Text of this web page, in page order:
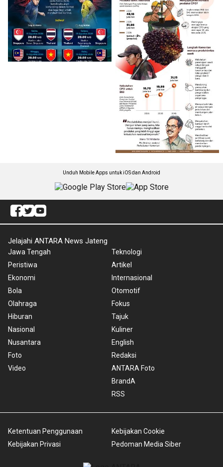
Unduh Mobile Apps untuk iOS dan Android
Jelajahi ANTARA News Jateng
Jawa Tengah
Peristiwa
Ekonomi
Bola
Olahraga
Hiburan
Nasional
Nusantara
Foto
Video
Teknologi
Artikel
Internasional
Otomotif
Fokus
Tajuk
Kuliner
English
Redaksi
ANTARA Foto
BrandA
RSS
Ketentuan Penggunaan
Kebijakan Privasi
Kebijakan Cookie
Pedoman Media Siber